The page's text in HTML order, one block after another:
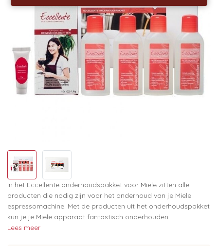
In het Eccellente onderhoudspakket voor Miele zitten alle
producten die nodig zijn voor het onderhoud van je Miele
espressomachine. Met de producten uit het onderhoudspakket
kun je je Miele apparaat fantastisch onderhouden.
Lees meer